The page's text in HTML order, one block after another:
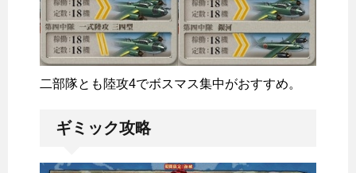
二部隊とも陸攻4でボスマス集中がおすすめ。
ギミック攻略